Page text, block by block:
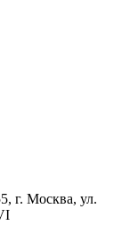
Москва, ул.